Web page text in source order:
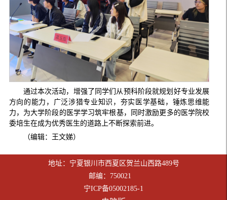
通过本次活动，增强了同学们从预科阶段就规划好专业发展
方向的能力，广泛涉猎专业知识，夯实医学基础，锤炼思维能
力，为大学阶段的医学学习筑牢根基，同时激励更多的医学院校
委培生在成为优秀医生的道路上不断探索前进。
（编辑：王文娣）
地址：宁夏银川市西夏区贺兰山西路489号
邮编：750021
宁ICP备05002185-1